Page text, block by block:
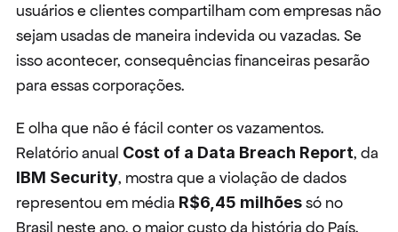
usuários e clientes compartilham com empresas não
sejam usadas de maneira indevida ou vazadas. Se
isso acontecer, consequências financeiras pesarão
para essas corporações.
E olha que não é fácil conter os vazamentos.
Relatório anual Cost of a Data Breach Report
IBM Security, mostra que a violação de dados
representou em média R$6,45 milhões só no
Brasil neste ano, o maior custo da história do País.